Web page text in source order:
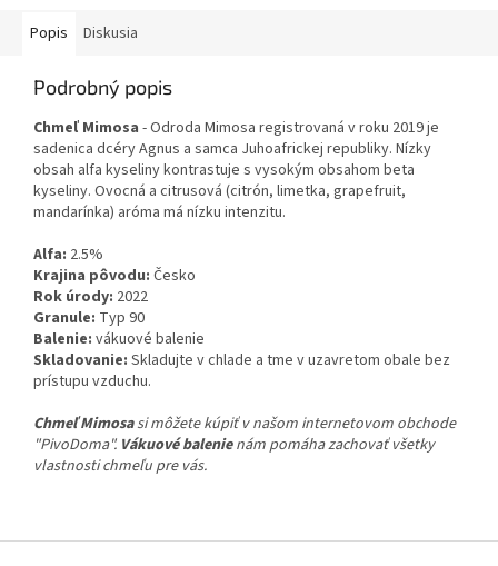
Popis Diskusia
Podrobný popis
Chmeľ Mimosa - Odroda Mimosa registrovaná v roku 2019 je
sadenica dcéry Agnus a samca Juhoafrickej republiky. Nízky
obsah alfa kyseliny kontrastuje s vysokým obsahom beta
kyseliny. Ovocná a citrusová (citrón, limetka, grapefruit,
mandarínka) aróma má nízku intenzitu.
Alfa: 2.5%
Krajina pôvodu: Česko
Rok úrody: 2022
Granule: Typ 90
Balenie: vákuové balenie
Skladovanie: Skladujte v chlade a tme v uzavretom obale bez
prístupu vzduchu.
Chmeľ Mimosasi môžete kúpiť v našom internetovom obchode
"PivoDoma". Vákuové balenie nám pomáha zachovať všetky
vlastnosti chmeľu pre vás.